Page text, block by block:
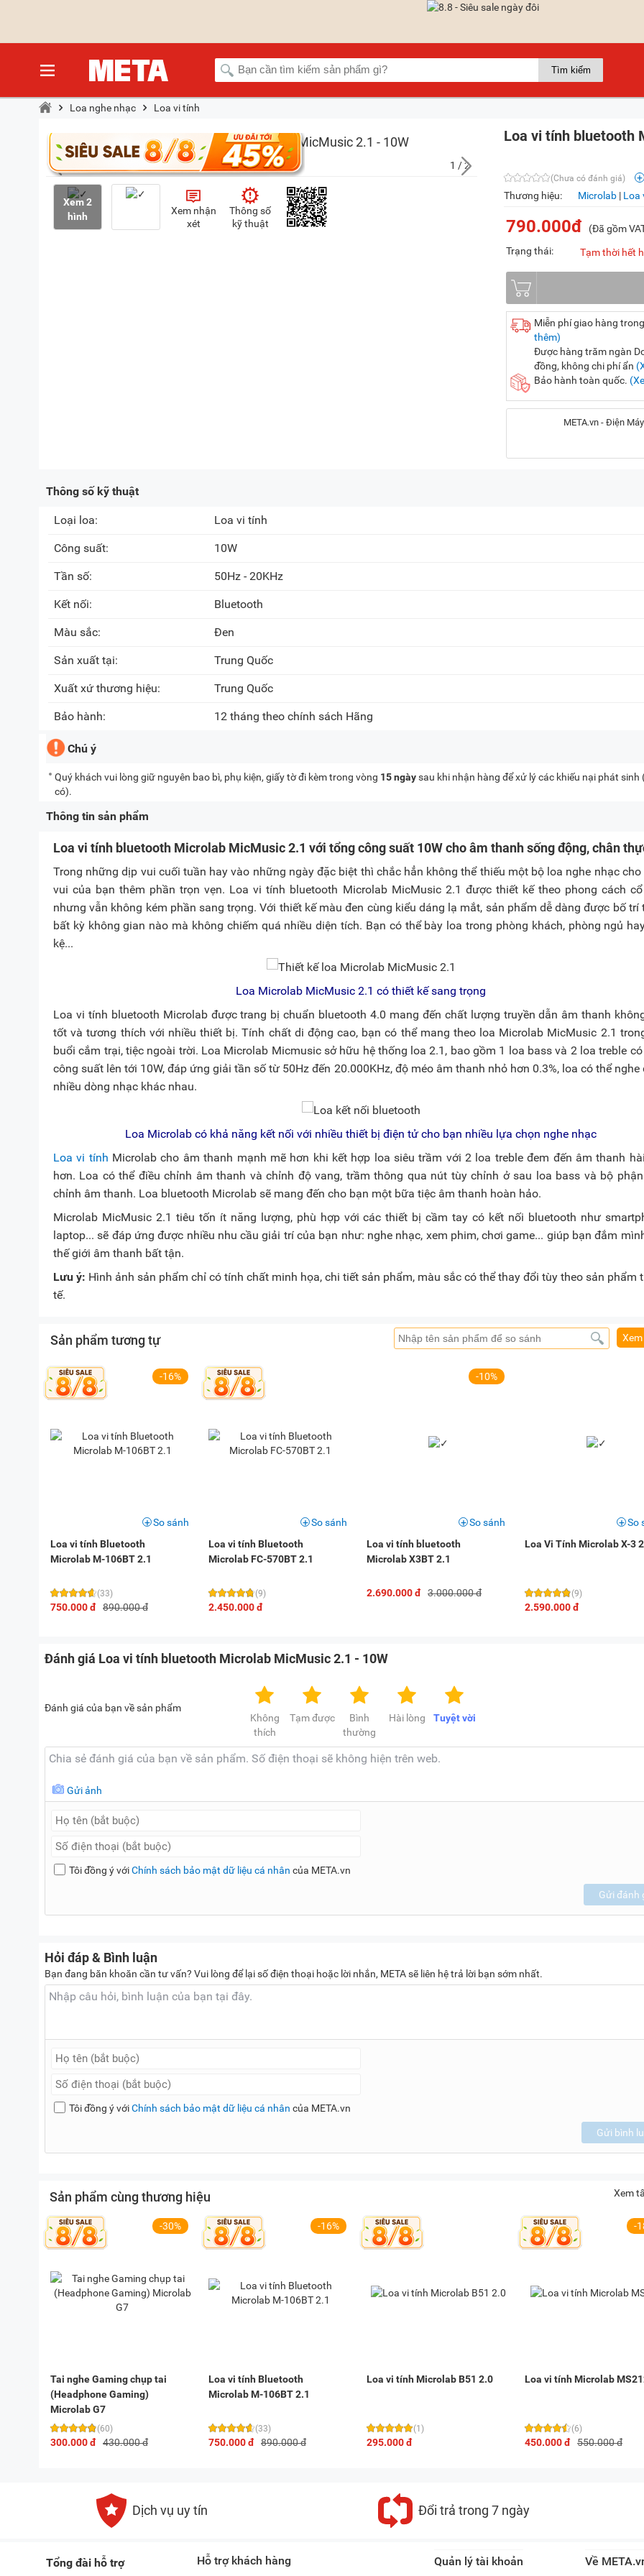
Loa nghe nhạc Loa vi tính
1 / 2
Xem 2
hình
Xem nhận
xét
Thông số
kỹ thuật
Loa vi tính bluetooth
(Chưa có đánh giá)
Thương hiệu: Microlab | Loa
790.000đ
(Đã gồm
Trạng thái:
Tạm thời hết
Miễn phí giao hàng
thêm)
Được hàng trăm ngàn
đồng, không chi phí ẩn
Bảo hành toàn quốc.
META.vn - Điện
Địa chỉ:
Thông số kỹ thuật
Loại loa: Loa vi tính
Công suất: 10W
Tần số: 50Hz - 20KHz
Kết nối: Bluetooth
Màu sắc: Đen
Sản xuất tại: Trung Quốc
Xuất xứ thương hiệu: Trung Quốc
Bảo hành: 12 tháng theo chính sách Hãng
Chú ý
Quý khách vui lòng giữ nguyên bao bì, phụ kiện, giấy tờ đi kèm trong vòng 15 ngàysau khi nhận hàng để xử lý các khiếu nại phát sinh
có).
Thông tin sản phẩm
Loa vi tính bluetooth Microlab MicMusic 2.1 với tổng công suất 10W cho âm thanh sống động, chân
Trong những dịp vui cuối tuần hay vào những ngày đặc biệt thì chắc hẳn không thể thiếu một bộ loa nghe nhạc cho
vui của bạn thêm phần trọn vẹn. Loa vi tính bluetooth Microlab MicMusic 2.1 được thiết kế theo phong cách
nhưng vẫn không kém phần sang trọng. Với thiết kế màu đen cùng kiểu dáng lạ mắt, sản phẩm dễ dàng được bố trí
bất kỳ không gian nào mà không chiếm quá nhiều diện tích. Bạn có thể bày loa trong phòng khách, phòng ngủ
kệ...
Loa Microlab MicMusic 2.1 có thiết kế sang trọng
Loa vi tính bluetooth Microlab được trang bị chuẩn bluetooth 4.0 mang đến chất lượng truyền dẫn âm thanh
tốt và tương thích với nhiều thiết bị. Tính chất di động cao, bạn có thể mang theo loa Microlab MicMusic 2.1
buổi cắm trại, tiệc ngoài trời. Loa Microlab Micmusic sở hữu hệ thống loa 2.1, bao gồm 1 loa bass và 2 loa treble
công suất lên tới 10W, đáp ứng giải tần số từ 50Hz đến 20.000KHz, độ méo âm thanh nhỏ hơn 0.3%, loa có thể nghe
nhiều dòng nhạc khác nhau.
Loa Microlab có khả năng kết nối với nhiều thiết bị điện tử cho bạn nhiều lựa chọn nghe nhạc
Loa vi tính Microlab cho âm thanh mạnh mẽ hơn khi kết hợp loa siêu trầm với 2 loa treble đem đến âm thanh
hơn. Loa có thể điều chỉnh âm thanh và chỉnh độ vang, trầm thông qua nút tùy chỉnh ở sau loa bass và bộ
chỉnh âm thanh. Loa bluetooth Microlab sẽ mang đến cho bạn một bữa tiệc âm thanh hoàn hảo.
Microlab MicMusic 2.1 tiêu tốn ít năng lượng, phù hợp với các thiết bị cầm tay có kết nối bluetooth như
laptop... sẽ đáp ứng được nhiều nhu cầu giải trí của bạn như: nghe nhạc, xem phim, chơi game... giúp bạn đắm
thế giới âm thanh bất tận.
Lưu ý: Hình ảnh sản phẩm chỉ có tính chất minh họa, chi tiết sản phẩm, màu sắc có thể thay đổi tùy theo sản phẩm
tế.
Sản phẩm tương tự
-16%
Loa vi tính Bluetooth
Microlab M-106BT 2.1
(33)
750.000 đ 890.000 đ
So sánh
Loa vi tính Bluetooth
Microlab FC-570BT 2.1
(9)
2.450.000 đ
So sánh
-10%
Loa vi tính bluetooth
Microlab X3BT 2.1
2.690.000 đ 3.000.000 đ
So sánh
Loa Vi Tính Microlab X-3
(9)
2.590.000 đ
So
Đánh giá Loa vi tính bluetooth Microlab MicMusic 2.1 - 10W
Đánh giá của bạn về sản phẩm
Tuyệt vời
Hài lòng
Bình
thường
Tạm được
Không
thích
Gửi ảnh
Tôi đồng ý vớiChính sách bảo mật dữ liệu cá nhân của META.vn
Gửi đánh
Hỏi đáp & Bình luận
Bạn đang băn khoăn cần tư vấn? Vui lòng để lại số điện thoại hoặc lời nhắn, META sẽ liên hệ trả lời bạn sớm nhất.
Tôi đồng ý vớiChính sách bảo mật dữ liệu cá nhân của META.vn
Gửi bình
Sản phẩm cùng thương hiệu Xem
-30%
Tai nghe Gaming chụp tai
(Headphone Gaming)
Microlab G7
(60)
300.000 đ 430.000 đ
-16%
Loa vi tính Bluetooth
Microlab M-106BT 2.1
(33)
750.000 đ 890.000 đ
Loa vi tính Microlab B51 2.0
(1)
295.000 đ
-
Loa vi tính Microlab
(6)
450.000 đ 550.000 đ
Dịch vụ uy tín Đổi trả trong 7 ngày
Tổng đài hỗ trợ Hỗ trợ khách hàng Quản lý tài khoản Về